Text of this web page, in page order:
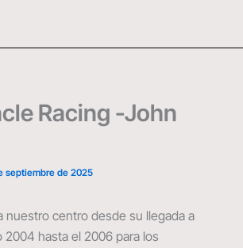
Racing -John
septiembre de 2025
nuestro centro desde su llegada a
2004 hasta el 2006 para los